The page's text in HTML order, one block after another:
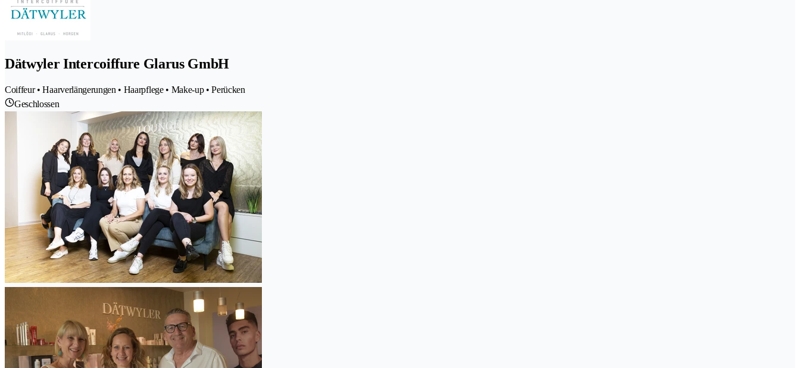
Dätwyler Intercoiffure Glarus GmbH
Coiffeur • Haarverlängerungen • Haarpflege • Make-up • Perücken
Geschlossen